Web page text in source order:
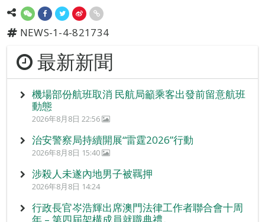
NEWS-1-4-821734
最新新聞
機場部份航班取消 民航局籲乘客出發前留意航班
動態
2026年8月8日 22:56
治安警察局持續開展“雷霆2026”行動
2026年8月8日 15:40
涉殺人未遂內地男子被羈押
2026年8月8日 14:24
行政長官岑浩輝出席澳門法律工作者聯合會十周